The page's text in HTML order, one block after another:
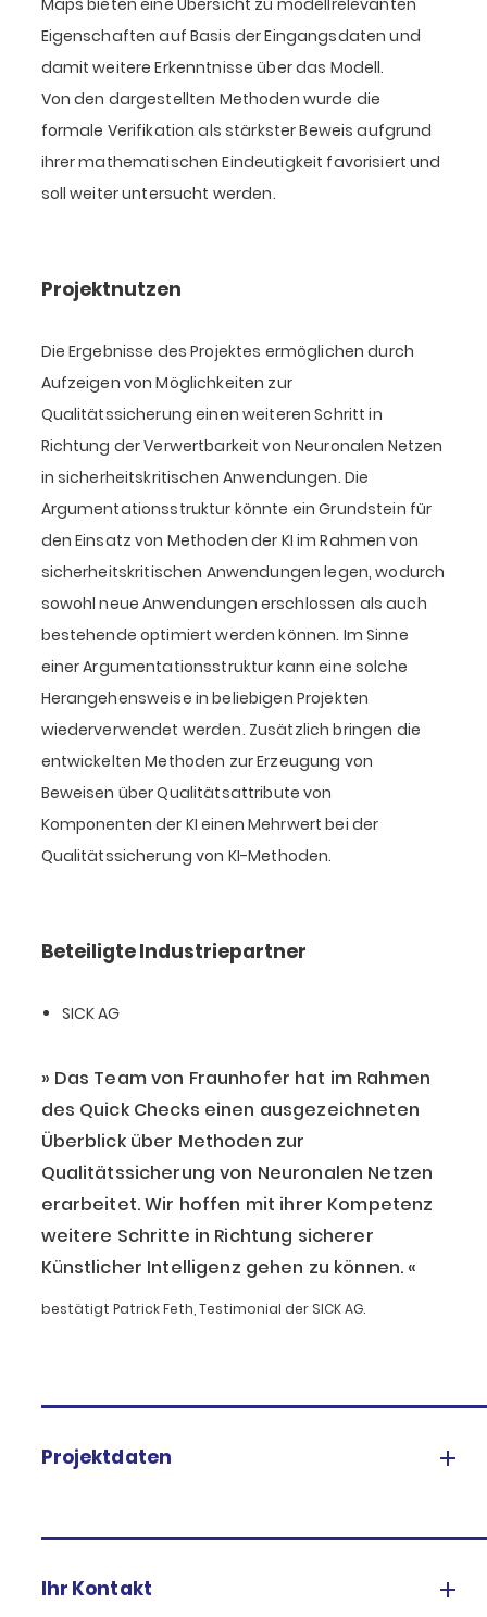
Maps bieten eine Übersicht zu modellrelevanten
Eigenschaften auf Basis der Eingangsdaten und
damit weitere Erkenntnisse über das Modell.
Von den dargestellten Methoden wurde die
formale Verifikation als stärkster Beweis aufgrund
ihrer mathematischen Eindeutigkeit favorisiert und
soll weiter untersucht werden.
Projektnutzen
Die Ergebnisse des Projektes ermöglichen durch
Aufzeigen von Möglichkeiten zur
Qualitätssicherung einen weiteren Schritt in
Richtung der Verwertbarkeit von Neuronalen Netzen
in sicherheitskritischen Anwendungen. Die
Argumentationsstruktur könnte ein Grundstein für
den Einsatz von Methoden der KI im Rahmen von
sicherheitskritischen Anwendungen legen, wodurch
sowohl neue Anwendungen erschlossen als auch
bestehende optimiert werden können. Im Sinne
einer Argumentationsstruktur kann eine solche
Herangehensweise in beliebigen Projekten
wiederverwendet werden. Zusätzlich bringen die
entwickelten Methoden zur Erzeugung von
Beweisen über Qualitätsattribute von
Komponenten der KI einen Mehrwert bei der
Qualitätssicherung von KI-Methoden.
Beteiligte Industriepartner
SICK AG
Das Team von Fraunhofer hat im Rahmen
des Quick Checks einen ausgezeichneten
Überblick über Methoden zur
Qualitätssicherung von Neuronalen Netzen
erarbeitet. Wir hoffen mit ihrer Kompetenz
weitere Schritte in Richtung sicherer
Künstlicher Intelligenz gehen zu können.
bestätigt Patrick Feth, Testimonial der SICK AG.
Projektdaten
Ihr Kontakt